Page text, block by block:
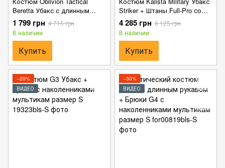
Beretta Убакс с длинным
рукавом + Штаны мультикам
размер S
1 799 грн 4 715 грн
В наличии
Купить
Striker + Штаны Full-Pro со
скрытыми наколенниками
мультикам размер L
4 285 грн 6 125 грн
В наличии
Купить
−20%
ВИДЕО
−30%
ВИДЕО